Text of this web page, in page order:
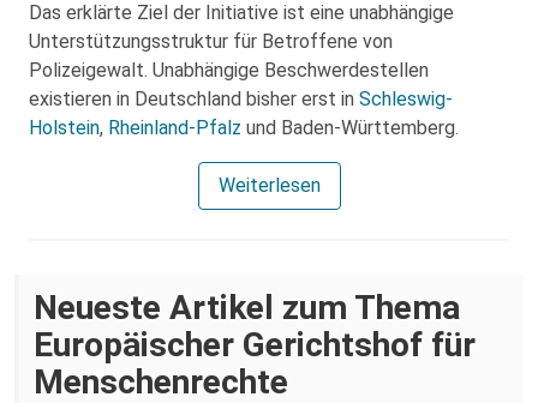
Das erklärte Ziel der Initiative ist eine unabhängige
Unterstützungsstruktur für Betroffene von
Polizeigewalt. Unabhängige Beschwerdestellen
existieren in Deutschland bisher erst in Schleswig-
Holstein, Rheinland-Pfalz und Baden-Württemberg.
Weiterlesen
Neueste Artikel zum Thema
Europäischer Gerichtshof für
Menschenrechte